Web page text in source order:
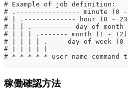
# Example of job definition:
# .---------------- minute (0 -
# | .------------- hour (0 -
# | | .---------- day of month
# | | | .------- month (1 - 12)
# | | | | .---- day of week (0 -
# | | | | |
# * * * * * user-name command
稼働確認方法